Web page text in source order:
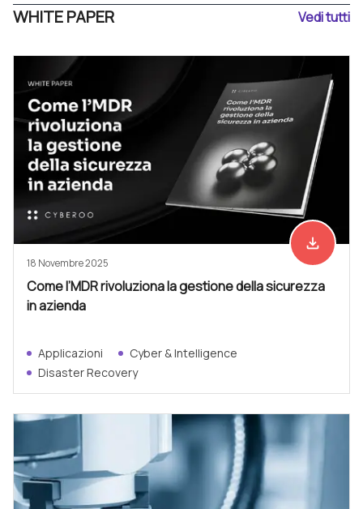
WHITE PAPER Vedi tutti
Scarica
file_download
18 Novembre 2025
Come l’MDR rivoluziona la gestione della sicurezza
in azienda
Applicazioni
Cyber & Intelligence
Disaster Recovery